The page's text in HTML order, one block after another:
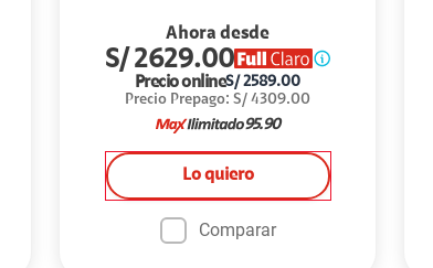
Ahora desde
S/ 2629.00
Precio onlineS/2589.00
Precio Prepago: S/ 4309.00
95.90
Lo quiero
Comparar